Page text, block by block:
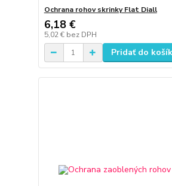
Ochrana rohov skrinky Flat Diall
6,18 €
5,02 € bez DPH
Pridať do